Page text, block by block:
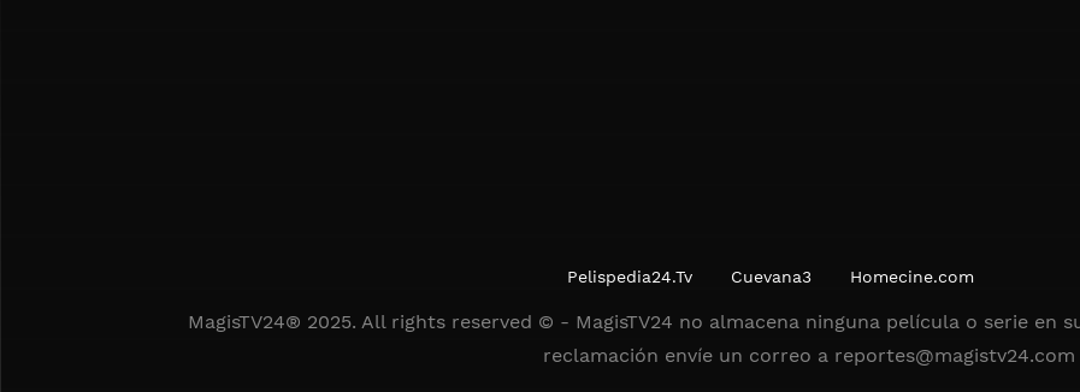
Pelispedia24.Tv Cuevana3 Homecine.com
MagisTV24® 2025. All rights reserved © - MagisTV24 no almacena ninguna película o serie en
reclamación envíe un correo a reportes@magistv24.com